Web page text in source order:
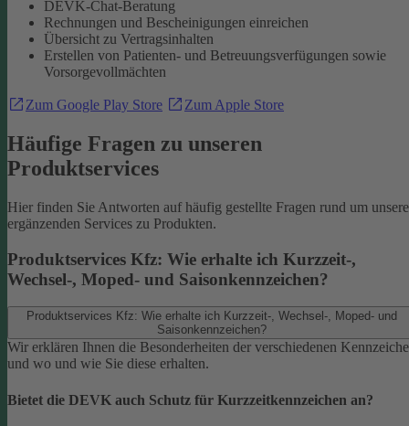
DEVK-Chat-Beratung
Rechnungen und Bescheinigungen einreichen
Übersicht zu Vertragsinhalten
Erstellen von Patienten- und Betreuungsverfügungen sowie
Vorsorgevollmächten
Zum Google Play Store Zum Apple Store
Häufige Fragen zu unseren
Produktservices
Hier finden Sie Antworten auf häufig gestellte Fragen rund um unsere
ergänzenden Services zu Produkten.
Produktservices Kfz: Wie erhalte ich Kurzzeit-,
Wechsel-, Moped- und Saisonkennzeichen?
Produktservices Kfz: Wie erhalte ich Kurzzeit-, Wechsel-, Moped- und
Saisonkennzeichen?
Wir erklären Ihnen die Besonderheiten der verschiedenen
und wo und wie Sie diese erhalten.
Bietet die DEVK auch Schutz für Kurzzeitkennzeichen an?